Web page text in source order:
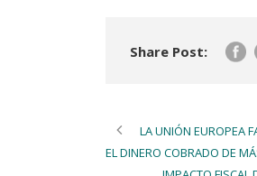
Share Post:
LA UNIÓN EUROPEA
EL DINERO COBRADO DE